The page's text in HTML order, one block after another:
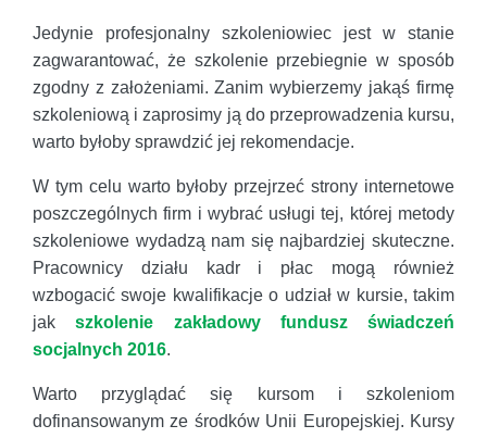
Jedynie profesjonalny szkoleniowiec jest w stanie
zagwarantować, że szkolenie przebiegnie w sposób
zgodny z założeniami. Zanim wybierzemy jakąś firmę
szkoleniową i zaprosimy ją do przeprowadzenia kursu,
warto byłoby sprawdzić jej rekomendacje.
W tym celu warto byłoby przejrzeć strony internetowe
poszczególnych firm i wybrać usługi tej, której metody
szkoleniowe wydadzą nam się najbardziej skuteczne.
Pracownicy działu kadr i płac mogą również
wzbogacić swoje kwalifikacje o udział w kursie, takim
jakszkolenie zakładowy fundusz świadczeń
socjalnych 2016.
Warto przyglądać się kursom i szkoleniom
dofinansowanym ze środków Unii Europejskiej. Kursy